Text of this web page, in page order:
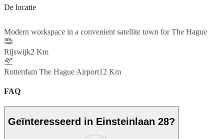
De locatie
Modern workspace in a convenient satellite town for The Hague
Rijswijk2 Km
Rotterdam The Hague Airport12 Km
FAQ
Geïnteresseerd in Einsteinlaan 28?